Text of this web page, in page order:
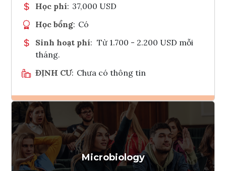
Học phí: 37,000 USD
Học bổng: Có
Sinh hoạt phí: Từ 1.700 - 2.200 USD mỗi
tháng.
ĐỊNH CƯ: Chưa có thông tin
Ghi danh
Tham vấn Interlink
Microbiology